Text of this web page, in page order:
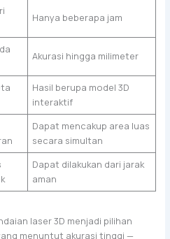
Hanya beberapa jam
Akurasi hingga milimeter
Hasil berupa model 3D
interaktif
Dapat mencakup area luas
secara simultan
Dapat dilakukan dari jarak
aman
laser 3D menjadi pilihan
menuntut akurasi tinggi —